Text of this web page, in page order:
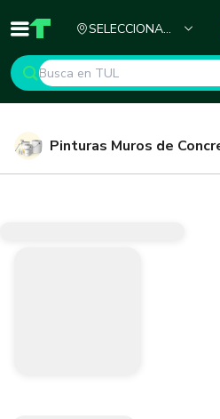
Inicio TUL - Tu Marketplace de
SELECCIONA
Pinturas Muros de